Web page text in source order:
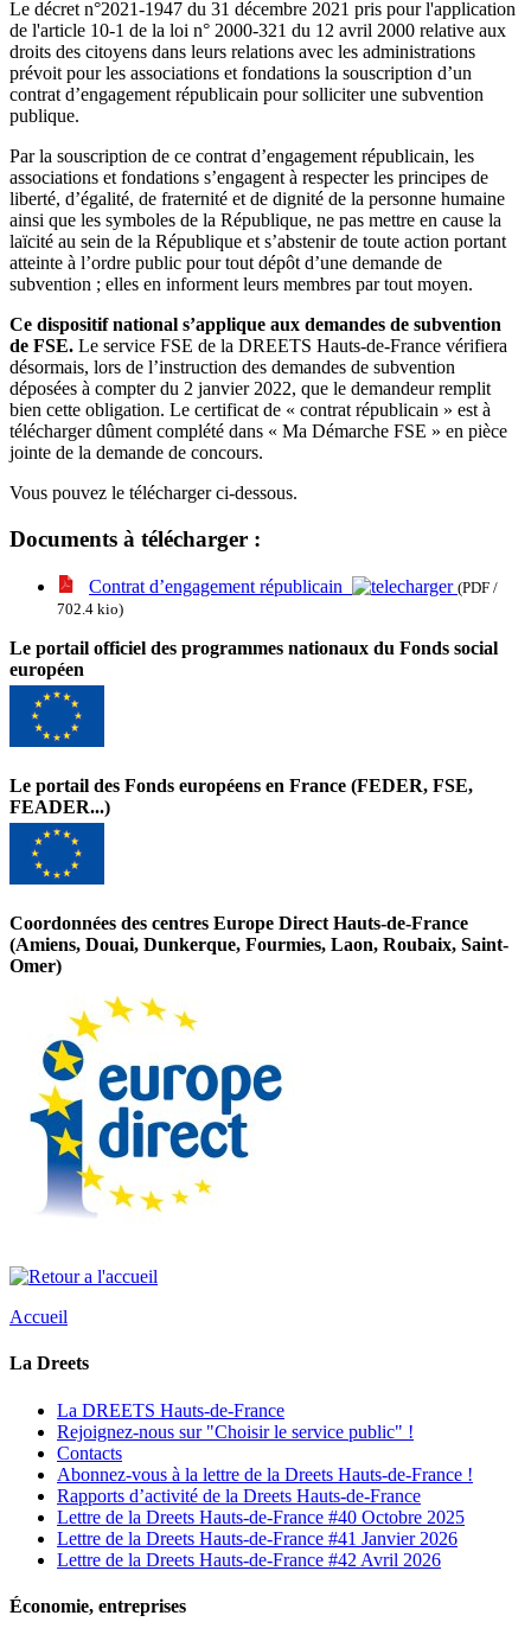
Le décret n°2021-1947 du 31 décembre 2021 pris pour l'application
de l'article 10-1 de la loi n° 2000-321 du 12 avril 2000 relative aux
droits des citoyens dans leurs relations avec les administrations
prévoit pour les associations et fondations la souscription d’un
contrat d’engagement républicain pour solliciter une subvention
publique.
Par la souscription de ce contrat d’engagement républicain, les
associations et fondations s’engagent à respecter les principes de
liberté, d’égalité, de fraternité et de dignité de la personne humaine
ainsi que les symboles de la République, ne pas mettre en cause la
laïcité au sein de la République et s’abstenir de toute action portant
atteinte à l’ordre public pour tout dépôt d’une demande de
subvention ; elles en informent leurs membres par tout moyen.
Ce dispositif national s’applique aux demandes de subvention
de FSE. Le service FSE de la DREETS Hauts-de-France vérifiera
désormais, lors de l’instruction des demandes de subvention
déposées à compter du 2 janvier 2022, que le demandeur remplit
bien cette obligation. Le certificat de « contrat républicain » est à
télécharger dûment complété dans « Ma Démarche FSE » en pièce
jointe de la demande de concours.
Vous pouvez le télécharger ci-dessous.
Documents à télécharger :
Contrat d’engagement républicain
(PDF /
702.4 kio)
Le portail officiel des programmes nationaux du Fonds social
européen
Le portail des Fonds européens en France (FEDER, FSE,
FEADER...)
Coordonnées des centres Europe Direct Hauts-de-France
(Amiens, Douai, Dunkerque, Fourmies, Laon, Roubaix, Saint-
Omer)
Accueil
La Dreets
La DREETS Hauts-de-France
Rejoignez-nous sur "Choisir le service public" !
Contacts
Abonnez-vous à la lettre de la Dreets Hauts-de-France !
Rapports d’activité de la Dreets Hauts-de-France
Lettre de la Dreets Hauts-de-France #40 Octobre 2025
Lettre de la Dreets Hauts-de-France #41 Janvier 2026
Lettre de la Dreets Hauts-de-France #42 Avril 2026
Économie, entreprises